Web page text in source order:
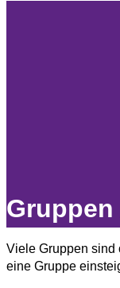
Viele Gruppen sind
eine Gruppe